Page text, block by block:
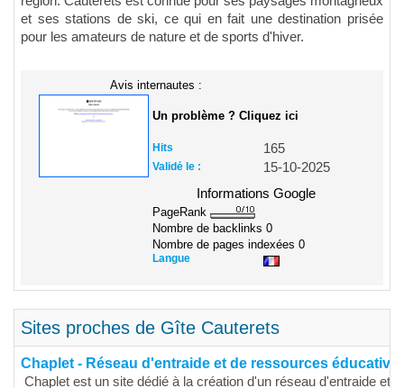
et ses stations de ski, ce qui en fait une destination prisée
pour les amateurs de nature et de sports d'hiver.
Avis internautes :
Un problème ? Cliquez ici
Hits 165
Validé le :
15-10-2025
Informations Google
PageRank
Nombre de backlinks 0
Nombre de pages indexées 0
Langue
Sites proches de Gîte Cauterets
Chaplet - Réseau d'entraide et de ressources
Chaplet est un site dédié à la création d'un réseau d'entraide et